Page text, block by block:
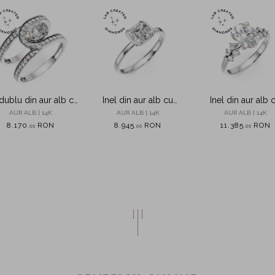
din aur alb cu
de 1.2ct create
AUR ALB | 14K
8.170 00 RON
Inel din aur alb cu
diamant solitaire de 1ct
AUR ALB | 14K
8.945 ,00 RON
Inel din aur alb
diamante de
AUR ALB | 14K
11.385 00 RON